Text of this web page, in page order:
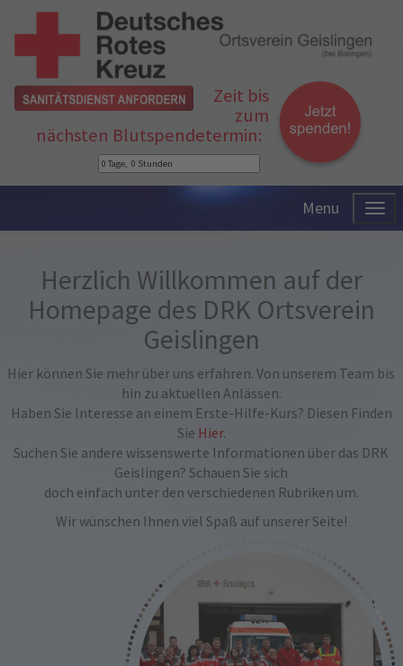
Zeit bis
zum
nächsten Blutspendetermin:
Menu
Herzlich Willkommen auf der
Homepage des DRK Ortsverein
Geislingen
Hier können Sie mehr über uns erfahren. Von unserem Team bis
hin zu aktuellen Anlässen.
Haben Sie Interesse an einem Erste-Hilfe-Kurs? Diesen Finden
Sie Hier.
Suchen Sie andere wissenswerte Informationen über das DRK
Geislingen? Schauen Sie sich
doch einfach unter den verschiedenen Rubriken um.
Wir wünschen Ihnen viel Spaß auf unserer Seite!